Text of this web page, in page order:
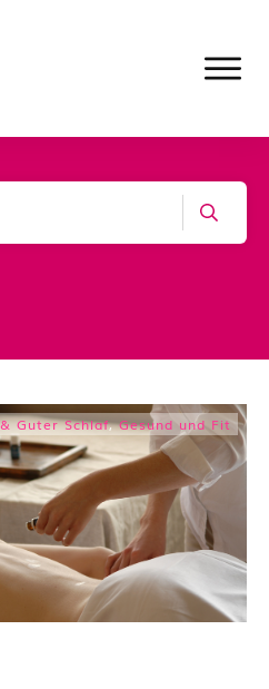
Guter Schlaf,Gesund und Fit